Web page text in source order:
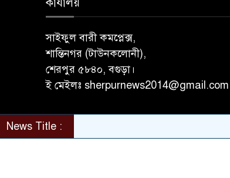
সাইফুল বারী কমপ্লেক্স,
শান্তিনগর (টাউনকলোনী),
শেরপুর ৫৮৪০, বগুড়া।
ই মেইলঃ sherpurnews2014@gmail.com
© All rights reserved © sherpurnews24
News Title :